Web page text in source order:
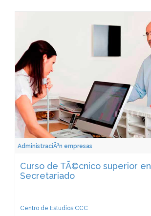
AdministraciÃ³n empresas
Curso de TÃ©cnico superior en
Secretariado
Centro de Estudios CCC